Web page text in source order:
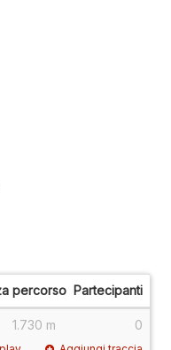
percorso Partecipanti
1.730 m 0